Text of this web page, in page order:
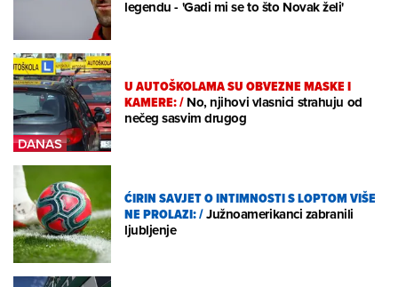
legendu - 'Gadi mi se to što Novak želi'
U AUTOŠKOLAMA SU OBVEZNE MASKE I
KAMERE:/No, njihovi vlasnici strahuju od
nečeg sasvim drugog
ĆIRIN SAVJET O INTIMNOSTI S LOPTOM VIŠE
NE PROLAZI:/Južnoamerikanci zabranili
ljubljenje